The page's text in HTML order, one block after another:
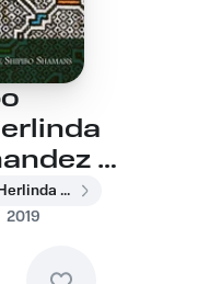
-
Shipibo Shamans, Herlinda Agustin Fernandez
2019